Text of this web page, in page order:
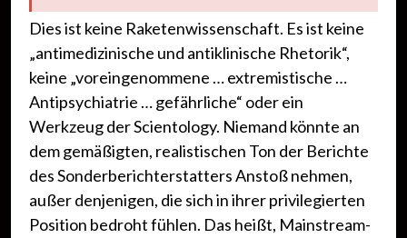
Dies ist keine Raketenwissenschaft. Es ist keine
„antimedizinische und antiklinische Rhetorik“,
keine „voreingenommene … extremistische …
Antipsychiatrie … gefährliche“ oder ein
Werkzeug der Scientology. Niemand könnte an
dem gemäßigten, realistischen Ton der Berichte
des Sonderberichterstatters Anstoß nehmen,
außer denjenigen, die sich in ihrer privilegierten
Position bedroht fühlen. Das heißt, Mainstream-